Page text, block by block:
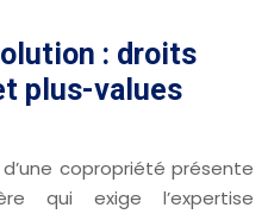
: droits
plus-values
copropriété présente
qui exige l’expertise